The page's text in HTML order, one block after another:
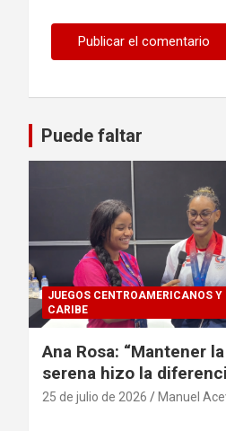
Puede faltar
JUEGOS CENTROAMERICANOS Y
CARIBE
Ana Rosa: “Mantener
serena hizo la
25 de julio de 2026 Manuel